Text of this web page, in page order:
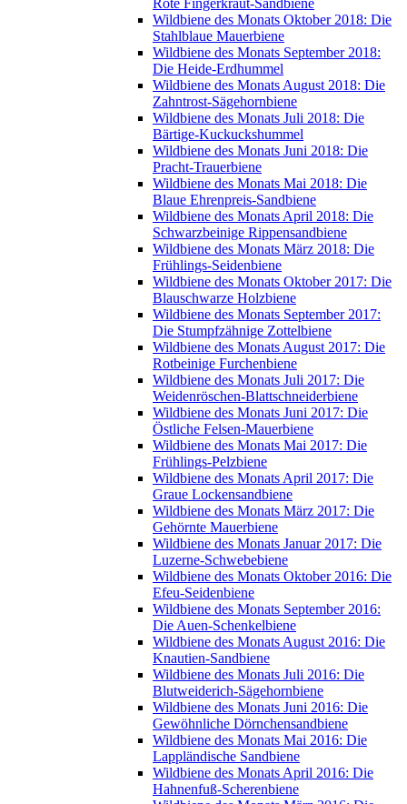
Rote Fingerkraut-Sandbiene
Wildbiene des Monats Oktober 2018: Die
Stahlblaue Mauerbiene
Wildbiene des Monats September 2018:
Die Heide-Erdhummel
Wildbiene des Monats August 2018: Die
Zahntrost-Sägehornbiene
Wildbiene des Monats Juli 2018: Die
Bärtige-Kuckuckshummel
Wildbiene des Monats Juni 2018: Die
Pracht-Trauerbiene
Wildbiene des Monats Mai 2018: Die
Blaue Ehrenpreis-Sandbiene
Wildbiene des Monats April 2018: Die
Schwarzbeinige Rippensandbiene
Wildbiene des Monats März 2018: Die
Frühlings-Seidenbiene
Wildbiene des Monats Oktober 2017: Die
Blauschwarze Holzbiene
Wildbiene des Monats September 2017:
Die Stumpfzähnige Zottelbiene
Wildbiene des Monats August 2017: Die
Rotbeinige Furchenbiene
Wildbiene des Monats Juli 2017: Die
Weidenröschen-Blattschneiderbiene
Wildbiene des Monats Juni 2017: Die
Östliche Felsen-Mauerbiene
Wildbiene des Monats Mai 2017: Die
Frühlings-Pelzbiene
Wildbiene des Monats April 2017: Die
Graue Lockensandbiene
Wildbiene des Monats März 2017: Die
Gehörnte Mauerbiene
Wildbiene des Monats Januar 2017: Die
Luzerne-Schwebebiene
Wildbiene des Monats Oktober 2016: Die
Efeu-Seidenbiene
Wildbiene des Monats September 2016:
Die Auen-Schenkelbiene
Wildbiene des Monats August 2016: Die
Knautien-Sandbiene
Wildbiene des Monats Juli 2016: Die
Blutweiderich-Sägehornbiene
Wildbiene des Monats Juni 2016: Die
Gewöhnliche Dörnchensandbiene
Wildbiene des Monats Mai 2016: Die
Lappländische Sandbiene
Wildbiene des Monats April 2016: Die
Hahnenfuß-Scherenbiene